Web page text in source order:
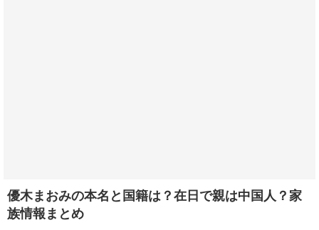
優木まおみの本名と国籍は？在日で親は中国人？家
族情報まとめ